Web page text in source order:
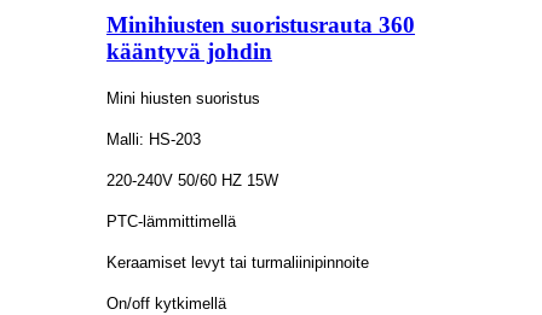
Minihiusten suoristusrauta 360
kääntyvä johdin
Mini hiusten suoristus
Malli: HS-203
220-240V 50/60 HZ 15W
PTC-lämmittimellä
Keraamiset levyt tai turmaliinipinnoite
On/off kytkimellä